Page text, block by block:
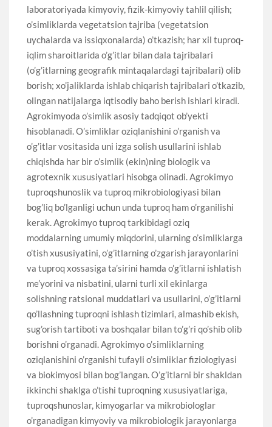
laboratoriyada kimyoviy, fizik-kimyoviy tahlil qilish;
o’simliklarda vegetatsion tajriba (vegetatsion
uychalarda va issiqxonalarda) o’tkazish; har xil tuproq-
iqlim sharoitlarida o’g’itlar bilan dala tajribalari
(o’g’itlarning geografik mintaqalardagi tajribalari) olib
borish; xo’jaliklarda ishlab chiqarish tajribalari o’tkazib,
olingan natijalarga iqtisodiy baho berish ishlari kiradi.
Agrokimyoda o’simlik asosiy tadqiqot ob’yekti
hisoblanadi. O’simliklar oziqlanishini o’rganish va
o’g’itlar vositasida uni izga solish usullarini ishlab
chiqishda har bir o’simlik (ekin)ning biologik va
agrotexnik xususiyatlari hisobga olinadi. Agrokimyo
tuproqshunoslik va tuproq mikrobiologiyasi bilan
bog’liq bo’lganligi uchun unda tuproq ham o’rganilishi
kerak. Agrokimyo tuproq tarkibidagi oziq
moddalarning umumiy miqdorini, ularning o’simliklarga
o’tish xususiyatini, o’g’itlarning o’zgarish jarayonlarini
va tuproq xossasiga ta’sirini hamda o’g’itlarni ishlatish
me’yorini va nisbatini, ularni turli xil ekinlarga
solishning ratsional muddatlari va usullarini, o’g’itlarni
qo’llashning tuproqni ishlash tizimlari, almashib ekish,
sug’orish tartiboti va boshqalar bilan to’g’ri qo’shib olib
borishni o’rganadi. Agrokimyo o’simliklarning
oziqlanishini o’rganishi tufayli o’simliklar fiziologiyasi
va biokimyosi bilan bog’langan. O’g’itlarni bir shakldan
ikkinchi shaklga o’tishi tuproqning xususiyatlariga,
tuproqshunoslar, kimyogarlar va mikrobiologlar
o’rganadigan kimyoviy va mikrobiologik jarayonlarga